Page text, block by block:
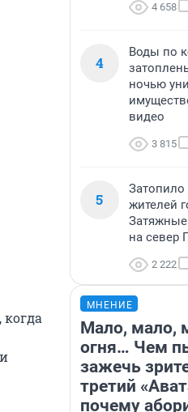
4 658
4
Воды по
ночью
видео
3 815
5
Затопило
жителей
на север
2 222
МНЕНИЕ
Мало, мало,
огня… Чем
зажечь
третий
почему